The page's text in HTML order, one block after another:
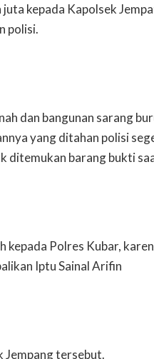
kepada Kapolsek
polisi.
dan bangunan sarang
yang ditahan polisi
ditemukan barang bukti
kepada Polres Kubar,
Iptu Sainal Arifin
Jempang tersebut.